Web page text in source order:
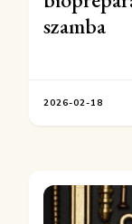
szamba
2026-02-18